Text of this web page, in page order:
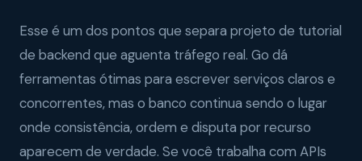
Esse é um dos pontos que separa projeto de tutorial
de backend que aguenta tráfego real. Go dá
ferramentas ótimas para escrever serviços claros e
concorrentes, mas o banco continua sendo o lugar
onde consistência, ordem e disputa por recurso
aparecem de verdade. Se você trabalha com APIs